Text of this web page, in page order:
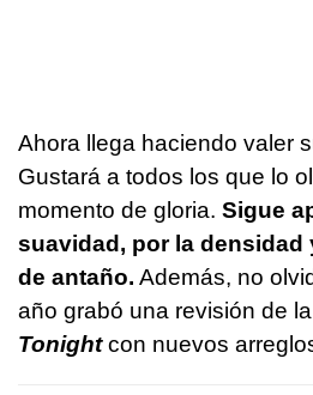
Ahora llega haciendo valer
Gustará a todos los que lo
momento de gloria. Sigue
suavidad, por la densidad
de antaño. Además, no
año grabó una revisión de
Tonightcon nuevos